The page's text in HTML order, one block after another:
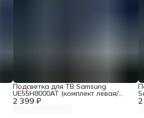
2 399 ₽
Подсветка для ТВ Samsung
UE55H8000AT (комплект левая/
правая)